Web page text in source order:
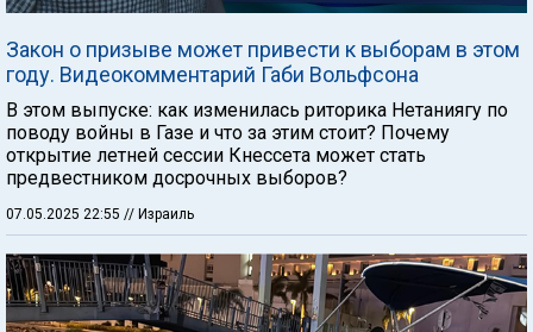
Закон о призыве может привести к выборам в этом
году. Видеокомментарий Габи Вольфсона
В этом выпуске: как изменилась риторика Нетаниягу по
поводу войны в Газе и что за этим стоит? Почему
открытие летней сессии Кнессета может стать
предвестником досрочных выборов?
07.05.2025 22:55 // Израиль